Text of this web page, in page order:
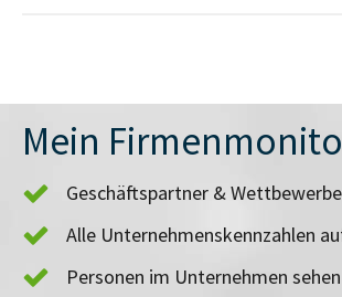
Mein
Geschäftspartner &
Alle Unternehmenskennzahlen
Personen im Unternehmen sehen